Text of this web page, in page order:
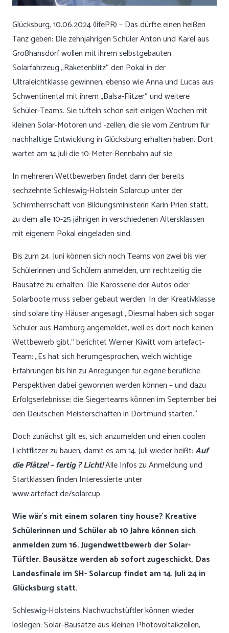
Glücksburg, 10.06.2024 (lifePR) – Das dürfte einen heißen
Tanz geben: Die zehnjährigen Schüler Anton und Karel aus
Großhansdorf wollen mit ihrem selbstgebauten
Solarfahrzeug „Raketenblitz“ den Pokal in der
Ultraleichtklasse gewinnen, ebenso wie Anna und Lucas aus
Schwentinental mit ihrem „Balsa-Flitzer“ und weitere
Schüler-Teams. Sie tüfteln schon seit einigen Wochen mit
kleinen Solar-Motoren und -zellen, die sie vom Zentrum für
nachhaltige Entwicklung in Glücksburg erhalten haben. Dort
wartet am 14.Juli die 10-Meter-Rennbahn auf sie.
In mehreren Wettbewerben findet dann der bereits
sechzehnte Schleswig-Holstein Solarcup unter der
Schirmherrschaft von Bildungsministerin Karin Prien statt,
zu dem alle 10-25 jährigen in verschiedenen Altersklassen
mit eigenem Pokal eingeladen sind.
Bis zum 24. Juni können sich noch Teams von zwei bis vier
Schülerinnen und Schülern anmelden, um rechtzeitig die
Bausätze zu erhalten. Die Karosserie der Autos oder
Solarboote muss selber gebaut werden. In der Kreativklasse
sind solare tiny Häuser angesagt „Diesmal haben sich sogar
Schüler aus Hamburg angemeldet, weil es dort noch keinen
Wettbewerb gibt.“ berichtet Werner Kiwitt vom artefact-
Team: „Es hat sich herumgesprochen, welch wichtige
Erfahrungen bis hin zu Anregungen für eigene berufliche
Perspektiven dabei gewonnen werden können – und dazu
Erfolgserlebnisse: die Siegerteams können im September bei
den Deutschen Meisterschaften in Dortmund starten.“
Doch zunächst gilt es, sich anzumelden und einen coolen
Lichtflitzer zu bauen, damit es am 14. Juli wieder heißt:Auf
die Plätze! – fertig ? Licht!Alle Infos zu Anmeldung und
Startklassen finden Interessierte unter
www.artefact.de/solarcup
Wie wär´s mit einem solaren tiny house? Kreative
Schülerinnen und Schüler ab 10 Jahre können sich
anmelden zum 16. Jugendwettbewerb der Solar-
Tüftler. Bausätze werden ab sofort zugeschickt. Das
Landesfinale im SH- Solarcup findet am 14. Juli 24 in
Glücksburg statt.
Schleswig-Holsteins Nachwuchstüftler können wieder
loslegen: Solar-Bausätze aus kleinen Photovoltaikzellen,